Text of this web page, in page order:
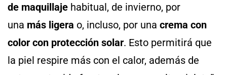
de maquillaje habitual, de invierno, por
una más ligera o, incluso, por una crema con
color con protección solar. Esto permitirá que
la piel respire más con el calor, además de